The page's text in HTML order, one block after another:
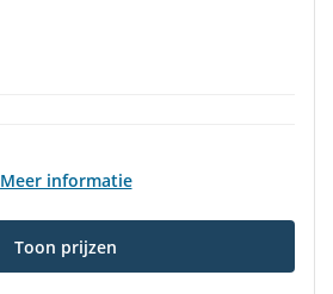
Meer informatie
Toon prijzen